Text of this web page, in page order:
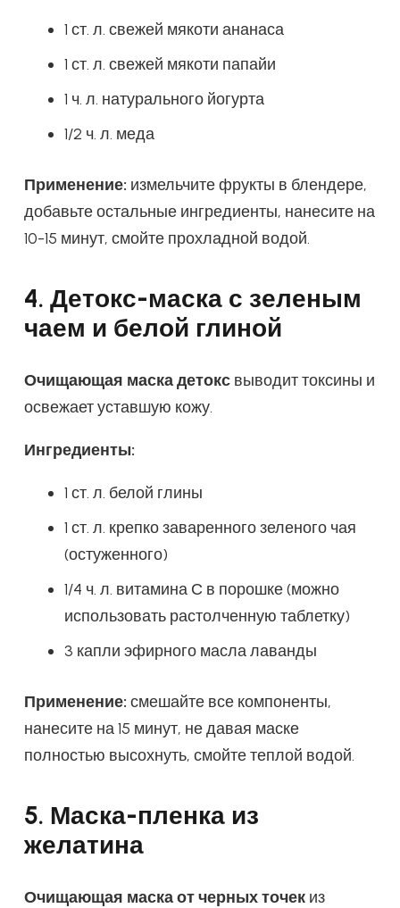
1 ст. л. свежей мякоти ананаса
1 ст. л. свежей мякоти папайи
1 ч. л. натурального йогурта
1/2 ч. л. меда
Применение: измельчите фрукты в блендере,
добавьте остальные ингредиенты, нанесите на
10-15 минут, смойте прохладной водой.
4. Детокс-маска с зеленым
чаем и белой глиной
Очищающая маска детокс выводит токсины и
освежает уставшую кожу.
Ингредиенты:
1 ст. л. белой глины
1 ст. л. крепко заваренного зеленого чая
(остуженного)
1/4 ч. л. витамина С в порошке (можно
использовать растолченную таблетку)
3 капли эфирного масла лаванды
Применение: смешайте все компоненты,
нанесите на 15 минут, не давая маске
полностью высохнуть, смойте теплой водой.
5. Маска-пленка из
желатина
Очищающая маска от черных точек из